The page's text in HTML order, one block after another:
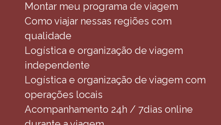
Montar meu programa de viagem
Como viajar nessas regiões com
qualidade
Logística e organização de viagem
independente
Logística e organização de viagem com
operações locais
Acompanhamento 24h / 7dias online